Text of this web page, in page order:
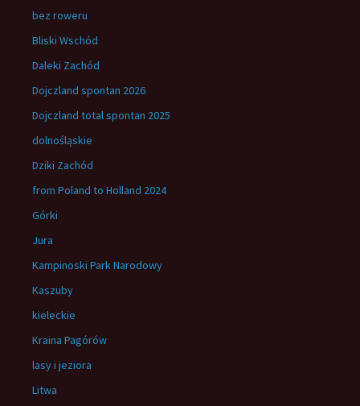
bez roweru
Bliski Wschód
Daleki Zachód
Dojczland spontan 2026
Dojczland total spontan 2025
dolnośląskie
Dziki Zachód
from Poland to Holland 2024
Górki
Jura
Kampinoski Park Narodowy
Kaszuby
kieleckie
Kraina Pagórów
lasy i jeziora
Litwa